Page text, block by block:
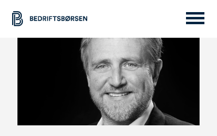
Bedrift til salgs